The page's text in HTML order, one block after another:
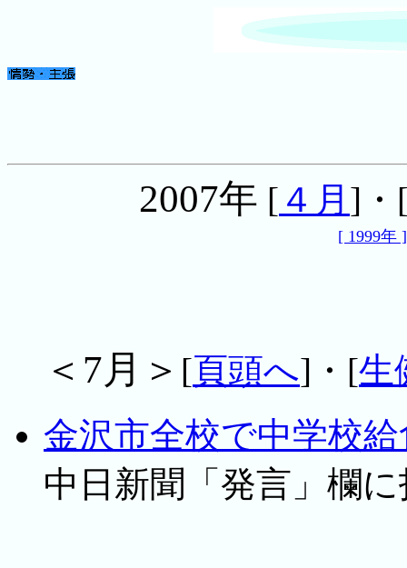
2007年 [ ４月 ]・
[ 1999年 ]
＜7月＞ [頁頭へ]・[生
金沢市全校で中学校
中日新聞「発言」欄